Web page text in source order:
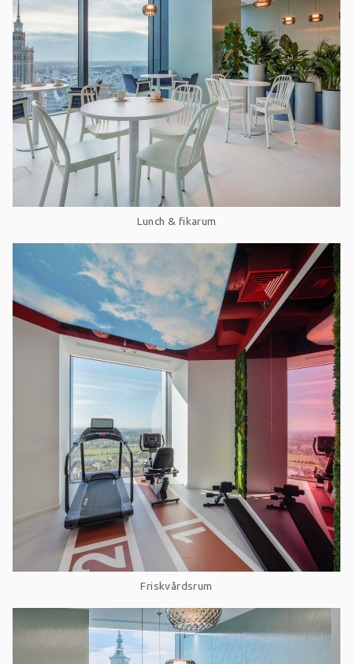
Lunch & fikarum
Friskvårdsrum